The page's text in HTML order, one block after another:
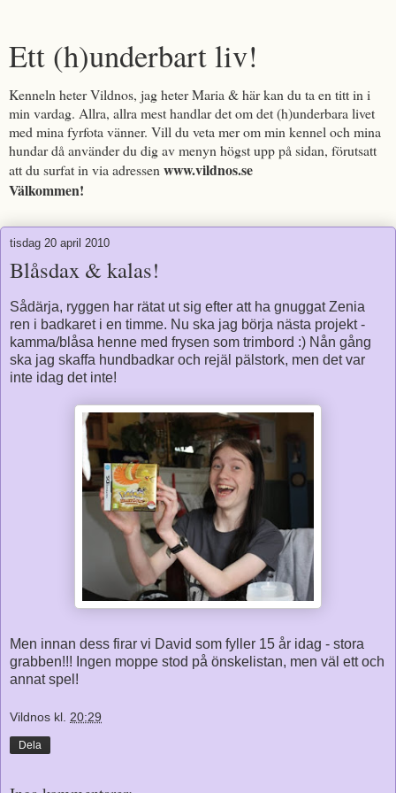
Ett (h)underbart liv!
Kenneln heter Vildnos, jag heter Maria & här kan du ta en titt in i
min vardag. Allra, allra mest handlar det om det (h)underbara livet
med mina fyrfota vänner. Vill du veta mer om min kennel och mina
hundar då använder du dig av menyn högst upp på sidan, förutsatt
att du surfat in via adressen www.vildnos.se
Välkommen!
tisdag 20 april 2010
Blåsdax & kalas!
Sådärja, ryggen har rätat ut sig efter att ha gnuggat Zenia
ren i badkaret i en timme. Nu ska jag börja nästa projekt -
kamma/blåsa henne med frysen som trimbord :) Nån gång
ska jag skaffa hundbadkar och rejäl pälstork, men det var
inte idag det inte!
Men innan dess firar vi David som fyller 15 år idag - stora
grabben!!! Ingen moppe stod på önskelistan, men väl ett och
annat spel!
Vildnos kl. 20:29
Dela